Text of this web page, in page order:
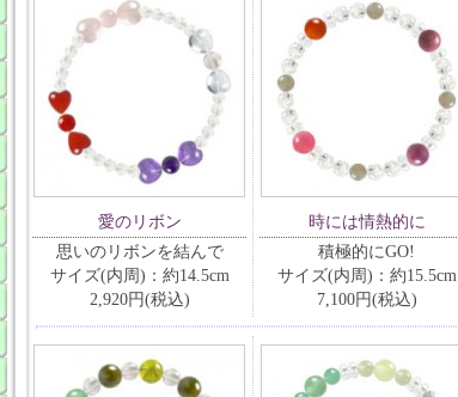
愛のリボン
思いのリボンを結んで
サイズ(内周)：約14.5cm
2,920円(税込)
時には情熱的に
積極的にGO!
サイズ(内周)：約15.5cm
7,100円(税込)